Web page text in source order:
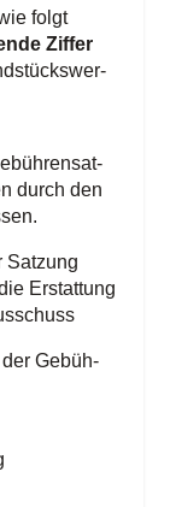
folgt
Zif­fer
durch den
Sat­zung
Erstat­tung
der Gebüh­